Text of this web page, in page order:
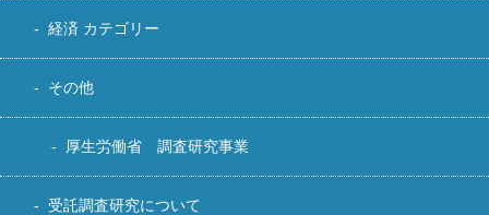
経済 カテゴリー
その他
厚生労働省 調査研究事業
受託調査研究について